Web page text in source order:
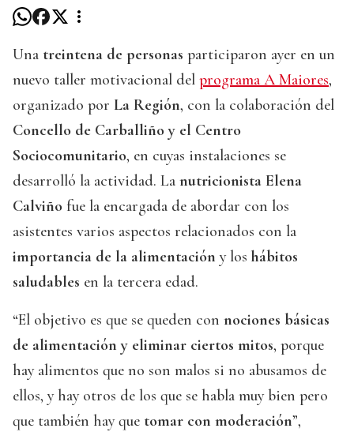
Una treintena de personas participaron ayer en un
nuevo taller motivacional del programa A Maiores,
organizado por La Región, con la colaboración del
Concello de Carballiño y el Centro
Sociocomunitario, en cuyas instalaciones se
desarrolló la actividad. La nutricionista Elena
Calviño fue la encargada de abordar con los
asistentes varios aspectos relacionados con la
importancia de la alimentación y los hábitos
saludables en la tercera edad.
“El objetivo es que se queden con nociones básicas
de alimentación y eliminar ciertos mitos, porque
hay alimentos que no son malos si no abusamos de
ellos, y hay otros de los que se habla muy bien pero
que también hay que tomar con moderación”,